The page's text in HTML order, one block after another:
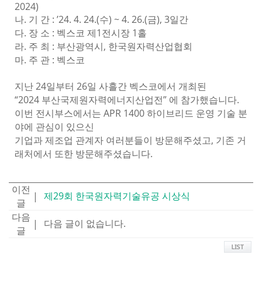
2024)
나. 기 간 : ’24. 4. 24.(수) ~ 4. 26.(금), 3일간
다. 장 소 : 벡스코 제1전시장 1홀
라. 주 최 : 부산광역시, 한국원자력산업협회
마. 주 관 : 벡스코
지난 24일부터 26일 사흘간 벡스코에서 개최된
“2024 부산국제원자력에너지산업전” 에 참가했습니다.
이번 전시부스에서는 APR 1400 하이브리드 운영 기술 분
야에 관심이 있으신
기업과 제조업 관계자 여러분들이 방문해주셨고, 기존 거
래처에서 또한 방문해주셨습니다.
이전
글
|
제29회 한국원자력기술유공 시상식
다음
글
| 다음 글이 없습니다.